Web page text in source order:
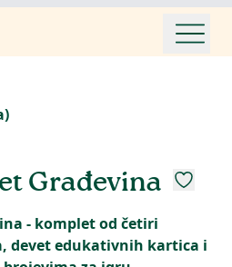
)
Građevina
- komplet od četiri
devet edukativnih kartica i